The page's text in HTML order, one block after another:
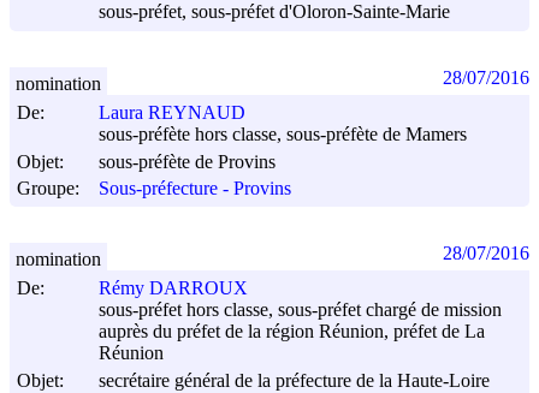
sous-préfet, sous-préfet d'Oloron-Sainte-Marie
De:
Laura REYNAUD
sous-préfète hors classe, sous-préfète de Mamers
Objet:
sous-préfète de Provins
Groupe:
Sous-préfecture - Provins
nomination 28/07/2016
De:
Rémy DARROUX
sous-préfet hors classe, sous-préfet chargé de mission
auprès du préfet de la région Réunion, préfet de La
Réunion
Objet:
secrétaire général de la préfecture de la Haute-Loire
nomination 28/07/2016